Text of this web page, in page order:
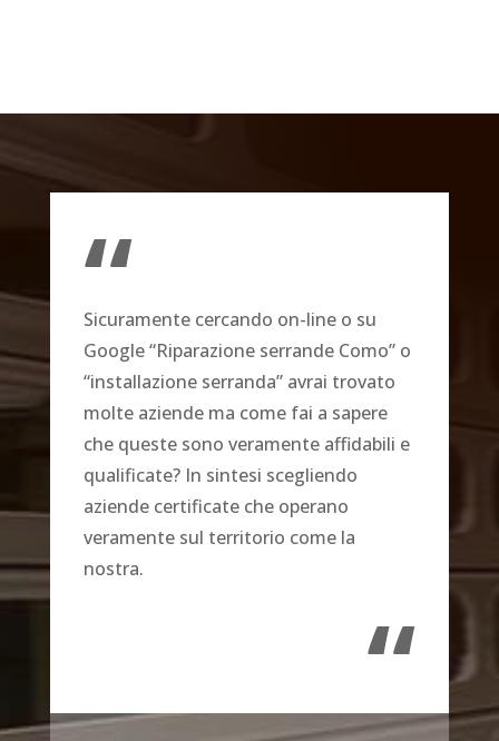
“
Sicuramente cercando on-line o su
Google “Riparazione serrande Como” o
“installazione serranda” avrai trovato
molte aziende ma come fai a sapere
che queste sono veramente affidabili e
qualificate? In sintesi scegliendo
aziende certificate che operano
veramente sul territorio come la
nostra.
“